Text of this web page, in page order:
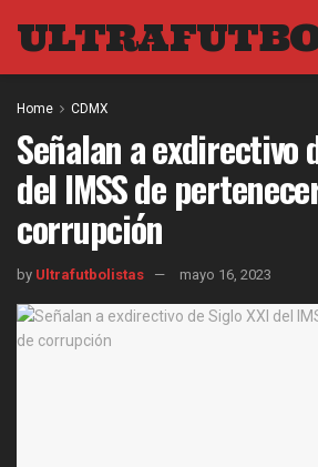
Home CDMX
Señalan a exdirectivo
del IMSS de
corrupción
by Ultrafutbolistas mayo 16, 2023